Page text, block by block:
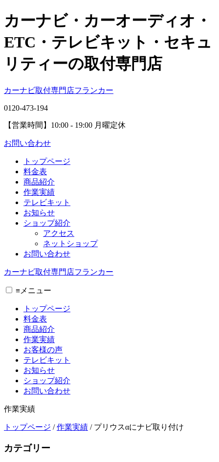
カーナビ・カーオーディオ・
ETC・テレビキット・セキュ
リティーの取付専門店
カーナビ取付専⾨店フランカー
0120-473-194
【営業時間】 10:00 - 19:00 月曜定休
お問い合わせ
トップページ
料金表
商品紹介
作業実績
テレビキット
お知らせ
ショップ紹介
アクセス
ネットショップ
お問い合わせ
カーナビ取付専⾨店フランカー
≡ メニュー
トップページ
料金表
商品紹介
作業実績
お客様の声
テレビキット
お知らせ
ショップ紹介
お問い合わせ
作業実績
トップページ /作業実績 / プリウスαにナビ取り付け
カテゴリー